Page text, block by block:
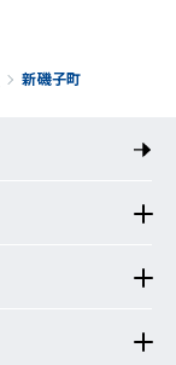
新磯子町